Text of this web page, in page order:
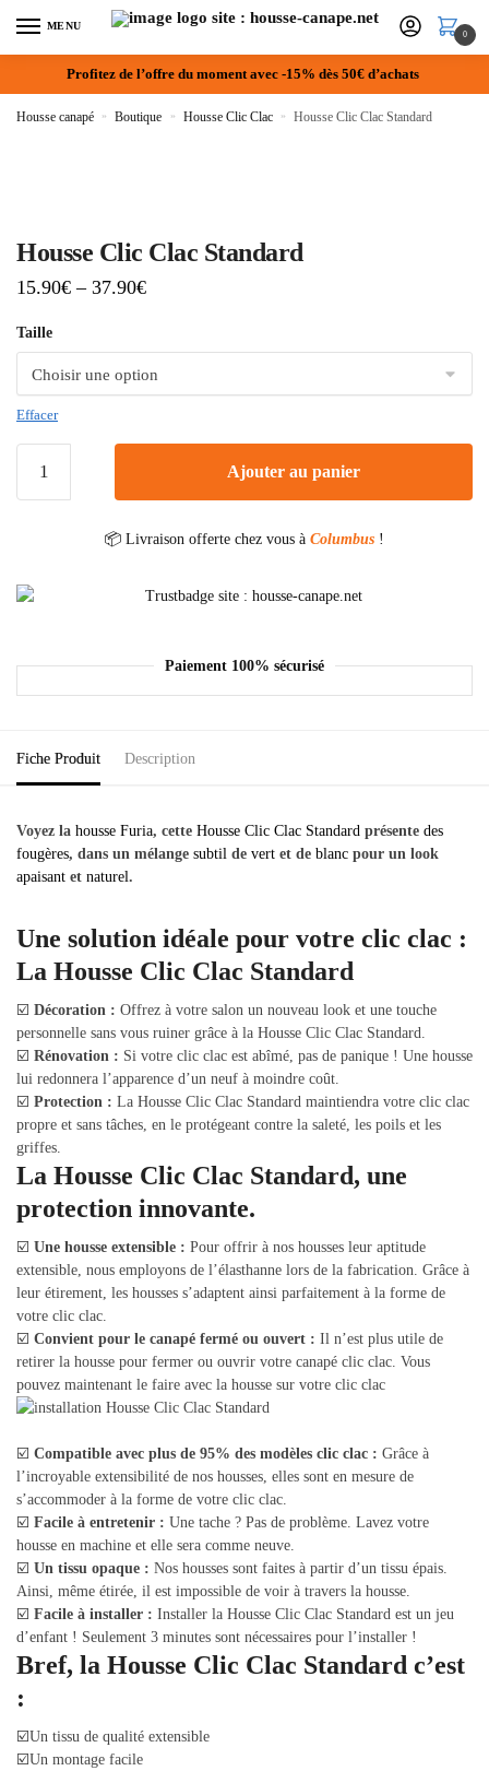
MENU
0
Profitez de l’offre du moment avec -15% dès 50€ d’achats
Housse canapé » Boutique » Housse Clic Clac » Housse Clic Clac Standard
Housse Clic Clac Standard
15.90€ – 37.90€
Taille
Effacer
Ajouter au panier
📦 Livraison offerte chez vous à Columbus !
Paiement 100% sécurisé
Fiche Produit Description
Voyez la housse Furia, cette Housse Clic Clac Standard présente des
fougères, dans un mélange subtil de vert et de blanc pour un look
apaisant et naturel.
Une solution idéale pour votre clic clac :
La Housse Clic Clac Standard
☑️ Décoration : Offrez à votre salon un nouveau look et une touche
personnelle sans vous ruiner grâce à la Housse Clic Clac Standard.
☑️ Rénovation : Si votre clic clac est abîmé, pas de panique ! Une housse
lui redonnera l’apparence d’un neuf à moindre coût.
☑️ Protection : La Housse Clic Clac Standard maintiendra votre clic clac
propre et sans tâches, en le protégeant contre la saleté, les poils et les
griffes.
La Housse Clic Clac Standard, une
protection innovante.
☑️ Une housse extensible : Pour offrir à nos housses leur aptitude
extensible, nous employons de l’élasthanne lors de la fabrication. Grâce à
leur étirement, les housses s’adaptent ainsi parfaitement à la forme de
votre clic clac.
☑️ Convient pour le canapé fermé ou ouvert : Il n’est plus utile de
retirer la housse pour fermer ou ouvrir votre canapé clic clac. Vous
pouvez maintenant le faire avec la housse sur votre clic clac
☑️ Compatible avec plus de 95% des modèles clic clac : Grâce à
l’incroyable extensibilité de nos housses, elles sont en mesure de
s’accommoder à la forme de votre clic clac.
☑️ Facile à entretenir : Une tache ? Pas de problème. Lavez votre
housse en machine et elle sera comme neuve.
☑️ Un tissu opaque : Nos housses sont faites à partir d’un tissu épais.
Ainsi, même étirée, il est impossible de voir à travers la housse.
☑️ Facile à installer : Installer la Housse Clic Clac Standard est un jeu
d’enfant ! Seulement 3 minutes sont nécessaires pour l’installer !
Bref, la Housse Clic Clac Standard c’est
:
☑️Un tissu de qualité extensible
☑️Un montage facile